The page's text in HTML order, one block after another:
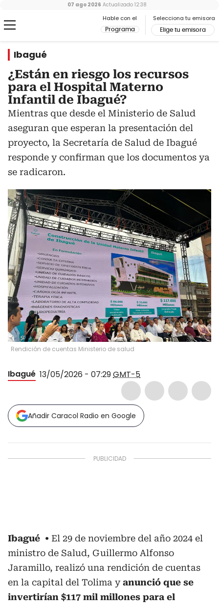
Hable con el
Programa
Selecciona tu emisora
Elige tu emisora
07 ago 2026 Actualizado 12:38
Ibagué
¿Están en riesgo los recursos
para el Hospital Materno
Infantil de Ibagué?
Mientras que desde el Ministerio de Salud
aseguran que esperan la presentación del
proyecto, la Secretaría de Salud de Ibagué
responde y confirman que los documentos ya
se radicaron.
Rendición de cuentas Ministerio de salud
Ibagué 13/05/2026 - 07:29GMT-5
Añadir Caracol Radio en Google
Ibagué
El 29 de noviembre del año 2024 el
ministro de Salud, Guillermo Alfonso
Jaramillo, realizó una rendición de cuentas
en la capital del Tolima yanunció que se
invertirían $117 mil millones para el